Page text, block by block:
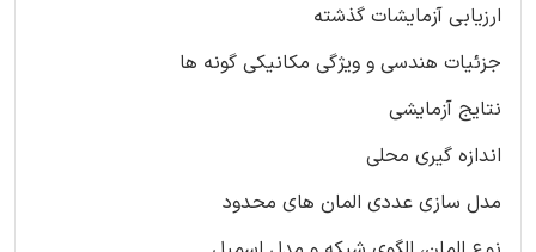
ارزیابی آزمایشات گذشته
جزئیات هندسی و ویژگی مکانیکی گونه ها
نتایج آزمایشی
اندازه گیری محلی
مدل سازی عددی المان های محدود